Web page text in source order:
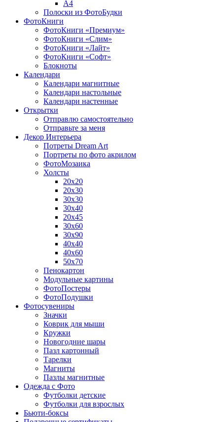
A4
Полоски из ФотоБудки
ФотоКниги
ФотоКниги «Премиум»
ФотоКниги «Слим»
ФотоКниги «Лайт»
ФотоКниги «Софт»
Блокноты
Календари
Календари магнитные
Календари настольные
Календари настенные
Открытки
Отправлю самостоятельно
Отправьте за меня
Декор Интерьера
Потреты Dream Art
Портреты по фото акрилом
ФотоМозаика
Холсты
20х20
20х30
30х30
30х40
20х45
30х60
30х90
40х40
40х60
50х70
Пенокартон
Модульные картины
ФотоПостеры
ФотоПодушки
Фотоcувениры
Значки
Коврик для мыши
Кружки
Новогодние шары
Пазл картонный
Тарелки
Магниты
Пазлы магнитные
Одежда с Фото
Футболки детские
Футболки для взрослых
Бьюти-боксы